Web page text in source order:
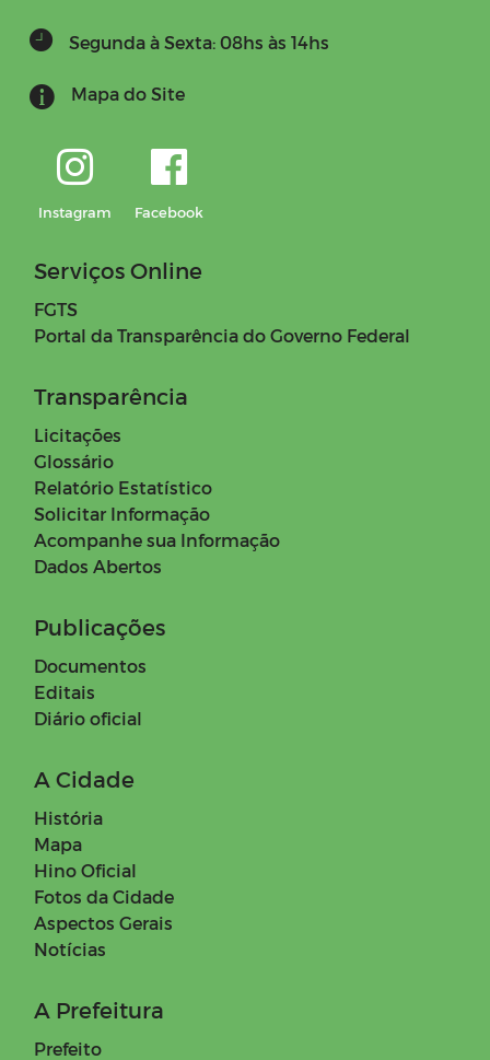
Segunda à Sexta: 08hs às 14hs
Mapa do Site
Instagram Facebook
Serviços Online
FGTS
Portal da Transparência do Governo Federal
Transparência
Licitações
Glossário
Relatório Estatístico
Solicitar Informação
Acompanhe sua Informação
Dados Abertos
Publicações
Documentos
Editais
Diário oficial
A Cidade
História
Mapa
Hino Oficial
Fotos da Cidade
Aspectos Gerais
Notícias
A Prefeitura
Prefeito